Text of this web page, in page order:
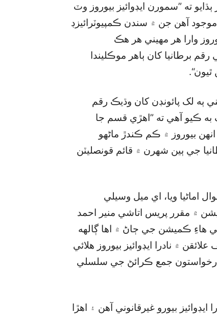
ته ”سمورن ايڊوائيز بيوروز وٽ
آهن جن ۾ سندن ڪمپيوٽرائيزڊ
وارا هر مهيني هر هڪ
سان 02 هزار پائونڊ جي رقم برطانيا کان ٻاهر موڪليندا
ٻه لک پائونڊن کان وڌيڪ رقم
به ڪيو آهي ته ”اهڙي قسم جا
بيوروز ۾ ڪم ڪندڙ ماڻهو
جي ٻين شهرن ۾ قائم قونصليٽن
اماڻيا ويا، اي ميل وسيلي
۾ مقرر پريس اتاشي منير احمد
هاءِ ڪميشن جي ڄاڻ ۾ اها ڳالهه
۾ نادرا ايڊوائيز بيوروز هلائي
درخواستون جمع ڪرائڻ جي سلسلي
بيورو غيرقانوني آهن ۽ اهڙا